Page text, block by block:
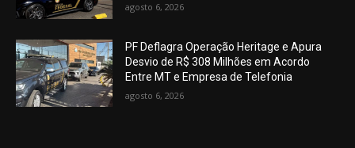
agosto 6, 2026
PF Deflagra Operação Heritage e Apura
Desvio de R$ 308 Milhões em Acordo
Entre MT e Empresa de Telefonia
agosto 6, 2026